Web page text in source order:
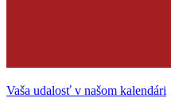
Vaša udalosť v našom kalendári